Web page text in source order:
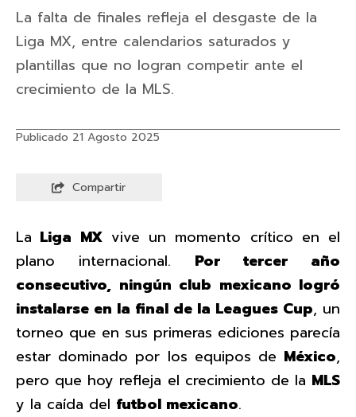
La falta de finales refleja el desgaste de la
Liga MX, entre calendarios saturados y
plantillas que no logran competir ante el
crecimiento de la MLS.
Publicado 21 Agosto 2025
Compartir
La Liga MXvive un momento crítico en el
plano internacional. Por tercer año
consecutivo, ningún club mexicano logró
instalarse en la final de la Leagues Cup, un
torneo que en sus primeras ediciones parecía
estar dominado por los equipos de México,
pero que hoy refleja el crecimiento de la MLS
y la caída del futbol mexicano.